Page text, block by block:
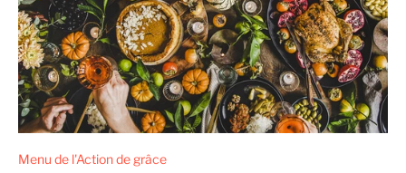
Menu de l'Action de grâce